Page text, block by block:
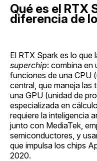
Qué es el RTX
diferencia de
El RTX Spark es lo que
superchip: combina en
funciones de una CPU
central, que maneja las
una GPU (unidad de
especializada en
requiere la inteligencia
junto con MediaTek,
semiconductores, y
que impulsa los chips
2020.